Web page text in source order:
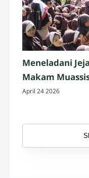
Meneladani
Makam
April 24 2026